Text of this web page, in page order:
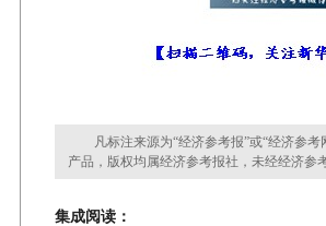
凡标注来源为“经济参考报”或“经济参考
产品，版权均属经济参考报社，未经经济
集成阅读：